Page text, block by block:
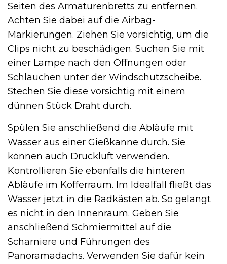
Seiten des Armaturenbretts zu entfernen.
Achten Sie dabei auf die Airbag-
Markierungen. Ziehen Sie vorsichtig, um die
Clips nicht zu beschädigen. Suchen Sie mit
einer Lampe nach den Öffnungen oder
Schläuchen unter der Windschutzscheibe.
Stechen Sie diese vorsichtig mit einem
dünnen Stück Draht durch.
Spülen Sie anschließend die Abläufe mit
Wasser aus einer Gießkanne durch. Sie
können auch Druckluft verwenden.
Kontrollieren Sie ebenfalls die hinteren
Abläufe im Kofferraum. Im Idealfall fließt das
Wasser jetzt in die Radkästen ab. So gelangt
es nicht in den Innenraum. Geben Sie
anschließend Schmiermittel auf die
Scharniere und Führungen des
Panoramadachs. Verwenden Sie dafür kein